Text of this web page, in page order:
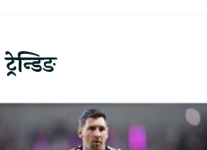
ट्रेन्डिङ